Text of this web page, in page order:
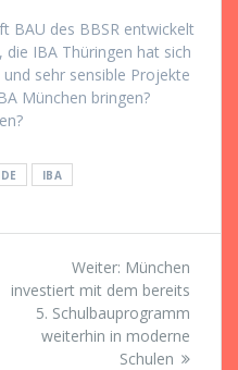
BAU des BBSR entwickelt
IBA Thüringen hat sich
sehr sensible Projekte
München bringen?
IBA
Weiter: Nächster
Beitrag:
München
investiert mit dem bereits
5. Schulbauprogramm
weiterhin in moderne
Schulen